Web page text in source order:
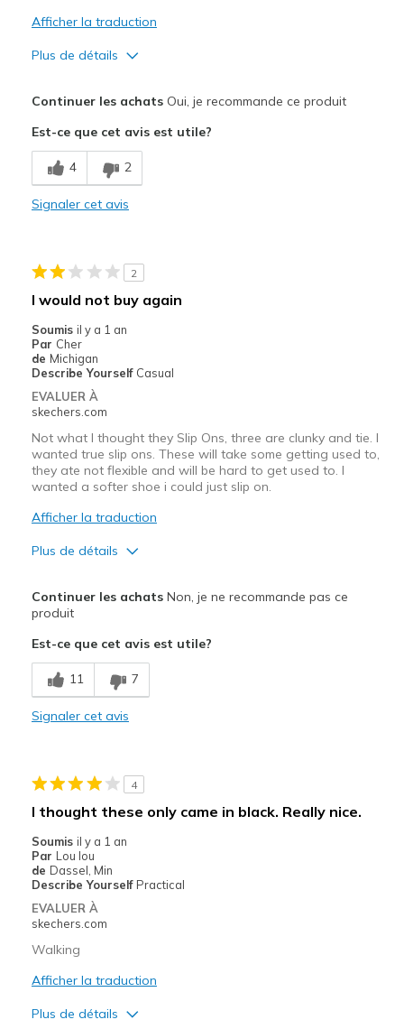
Afficher la traduction
Plus de détails
Comfortable
Stylish
Travel
Width
Sizing
View On Shoes
I'm Into Shoes
Continuer les achatsOui, je recommande ce produit
Est-ce que cet avis est utile?
4 2
Signaler cet avis
2
I would not buy again
Soumis il y a 1 an
Par Cher
de Michigan
Describe Yourself Casual
EVALUER À
skechers.com
Not what I thought they Slip Ons, three are clunky and tie. I
wanted true slip ons. These will take some getting used to,
they ate not flexible and will be hard to get used to. I
wanted a softer shoe i could just slip on.
Afficher la traduction
Plus de détails
Attractive Design
Stylish
Le contre
Not really slip ons
Casual Wear
Going Out
Travel
Width
Feels too wide
Sizing
View On Shoes
Continuer les achatsNon, je ne recommande pas ce
produit
Est-ce que cet avis est utile?
11 7
Signaler cet avis
4
I thought these only came in black. Really nice.
Soumis il y a 1 an
Par Lou lou
de Dassel, Min
Describe Yourself Practical
EVALUER À
skechers.com
Walking
Afficher la traduction
Plus de détails